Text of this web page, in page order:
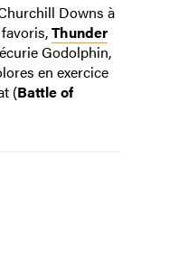
Downs à
Thunder
Godolphin,
en exercice
(Battle of